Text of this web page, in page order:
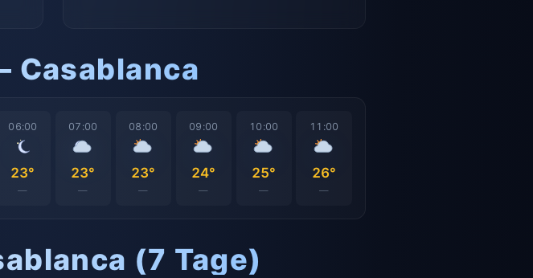
Casablanca
06:00
23°
—
07:00
23°
—
08:00
23°
—
09:00
24°
—
10:00
25°
—
11:00
26°
—
(7 Tage)